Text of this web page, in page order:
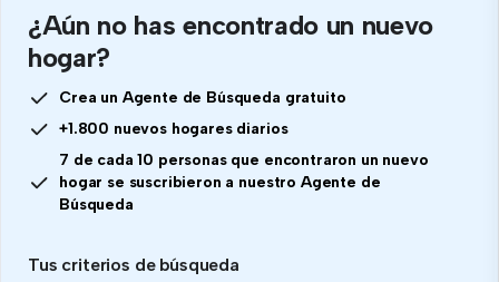
¿Aún no has encontrado un nuevo
hogar?
Crea un Agente de Búsqueda gratuito
+1.800 nuevos hogares diarios
7 de cada 10 personas que encontraron un nuevo
hogar se suscribieron a nuestro Agente de
Búsqueda
Tus criterios de búsqueda